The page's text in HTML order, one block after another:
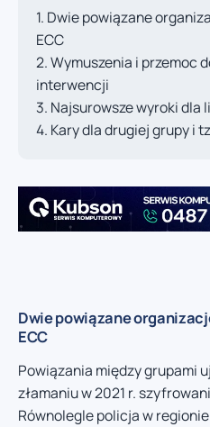
Dwie powiązane
ECC
Wymuszenia i przemoc
interwencji
Najsurowsze wyroki dla
Kary dla drugiej grupy i
Dwie powiązane
ECC
Powiązania między grupami
złamaniu w 2021 r.
Równolegle policja w